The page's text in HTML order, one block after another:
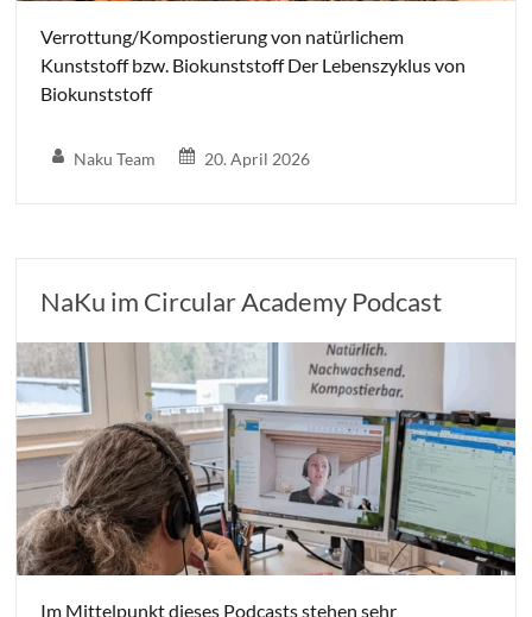
Verrottung/Kompostierung von natürlichem
Kunststoff bzw. Biokunststoff Der Lebenszyklus von
Biokunststoff
Naku Team 20. April 2026
NaKu im Circular Academy Podcast
Im Mittelpunkt dieses Podcasts stehen sehr